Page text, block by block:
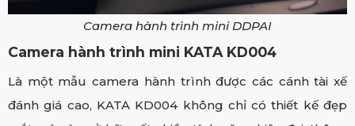
Camera hành trình mini DDPAI
Camera hành trình mini KATA KD004
Là một mẫu camera hành trình được các cánh tài xế
đánh giá cao, KATA KD004 không chỉ có thiết kế đẹp